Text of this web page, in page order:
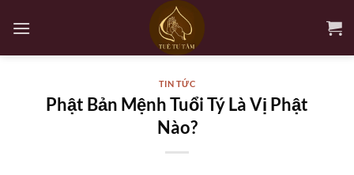
qua
TIN TỨC
Phật Bản Mệnh Tuổi Tý Là Vị Phật
Nào?